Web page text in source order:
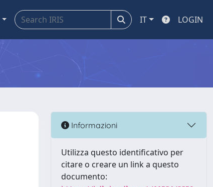
IT LOGIN
Informazioni
Utilizza questo identificativo per
citare o creare un link a questo
documento: